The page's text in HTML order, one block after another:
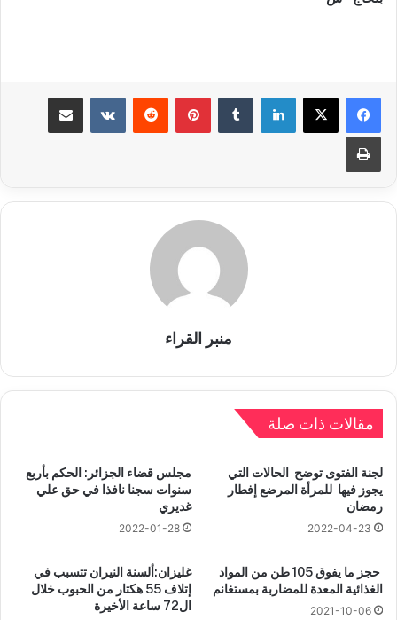
لينكدإن بينتيريست
طباعة
منبر القراء
مقالات ذات صلة
لجنة الفتوى توضح الحالات التي
يجوز فيها للمرأة المرضع إفطار
رمضان
2022-04-23
مجلس قضاء الجزائر: الحكم بأربع
سنوات سجنا نافذا في حق علي
غديري
2022-01-28
حجز ما يفوق 105 طن من المواد
الغذائية المعدة للمضاربة بمستغانم
2021-10-06
غليزان:ألسنة النيران تتسبب في
إتلاف 55 هكتار من الحبوب خلال
ال72 ساعة الأخيرة